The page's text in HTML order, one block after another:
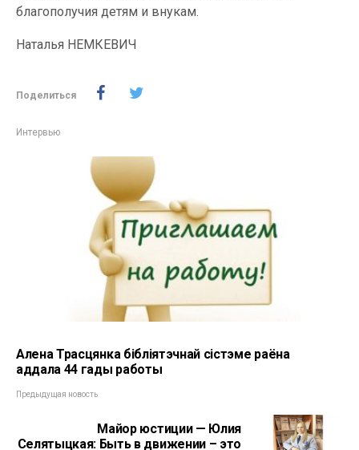
благополучия детям и внукам.
Наталья НЕМКЕВИЧ
Поделиться
Интервью
Алена Трасцянка бібліятэчнай сістэме раёна
аддала 44 гады работы
Предыдущая новость
Майор юстиции — Юлия
Селятыцкая: Быть в движении – это